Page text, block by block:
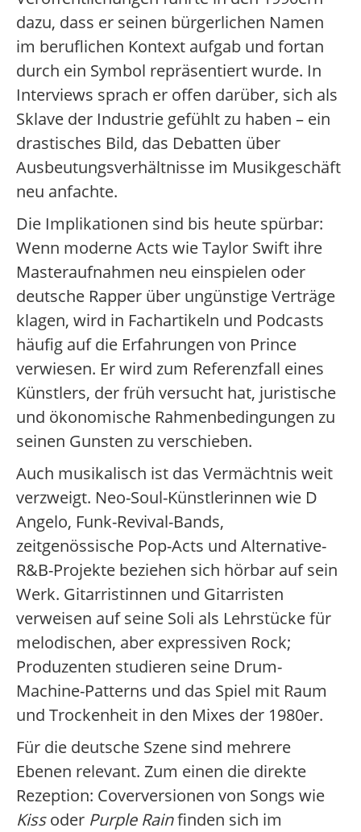
dazu, dass er seinen bürgerlichen Namen
im beruflichen Kontext aufgab und fortan
durch ein Symbol repräsentiert wurde. In
Interviews sprach er offen darüber, sich als
Sklave der Industrie gefühlt zu haben – ein
drastisches Bild, das Debatten über
Ausbeutungsverhältnisse im Musikgeschäft
neu anfachte.
Die Implikationen sind bis heute spürbar:
Wenn moderne Acts wie Taylor Swift ihre
Masteraufnahmen neu einspielen oder
deutsche Rapper über ungünstige Verträge
klagen, wird in Fachartikeln und Podcasts
häufig auf die Erfahrungen von Prince
verwiesen. Er wird zum Referenzfall eines
Künstlers, der früh versucht hat, juristische
und ökonomische Rahmenbedingungen zu
seinen Gunsten zu verschieben.
Auch musikalisch ist das Vermächtnis weit
verzweigt. Neo-Soul-Künstlerinnen wie D
Angelo, Funk-Revival-Bands,
zeitgenössische Pop-Acts und Alternative-
R&B-Projekte beziehen sich hörbar auf sein
Werk. Gitarristinnen und Gitarristen
verweisen auf seine Soli als Lehrstücke für
melodischen, aber expressiven Rock;
Produzenten studieren seine Drum-
Machine-Patterns und das Spiel mit Raum
und Trockenheit in den Mixes der 1980er.
Für die deutsche Szene sind mehrere
Ebenen relevant. Zum einen die direkte
Rezeption: Coverversionen von Songs wie
Kissoder Purple Rainfinden sich im